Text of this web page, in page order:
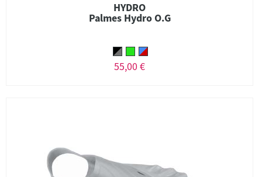
HYDRO
Palmes Hydro O.G
55,00 €